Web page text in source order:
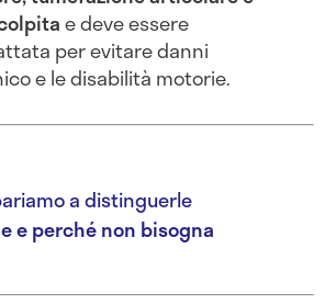
e deve essere
per evitare danni
e le disabilità motorie.
a distinguerle
e perché non bisogna